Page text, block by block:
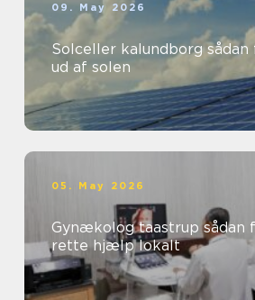
09. May 2026
Solceller kalundborg sådan får du mest
ud af solen
05. May 2026
Gynækolog taastrup sådan finder du den
rette hjælp lokalt